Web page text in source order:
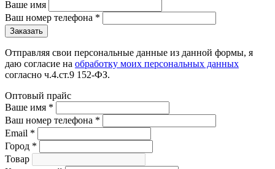
Ваше имя
Ваш номер телефона *
Отправляя свои персональные данные из данной формы, я
даю согласие на обработку моих персональных данных
согласно ч.4.ст.9 152-ФЗ.
Оптовый прайс
Ваше имя *
Ваш номер телефона *
Email *
Город *
Товар